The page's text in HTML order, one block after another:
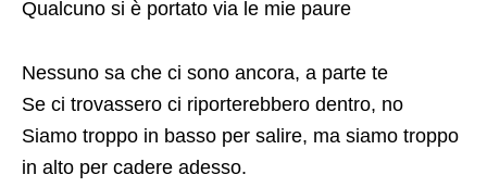
Qualcuno si è portato via le mie paure
Nessuno sa che ci sono ancora, a parte te
Se ci trovassero ci riporterebbero dentro, no
Siamo troppo in basso per salire, ma siamo troppo
in alto per cadere adesso.